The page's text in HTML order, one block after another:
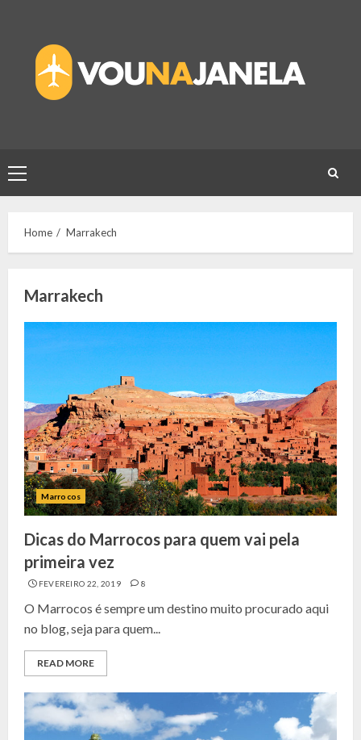
content
Primary
Menu
Home Marrakech
Marrakech
Marrocos
Dicas do Marrocos para quem vai pela
primeira vez
FEVEREIRO 22, 2019 8
O Marrocos é sempre um destino muito procurado aqui
no blog, seja para quem...
READ MORE